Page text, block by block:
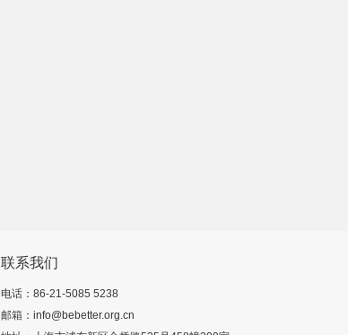
联系我们
电话：86-21-5085 5238
邮箱：info@bebetter.org.cn